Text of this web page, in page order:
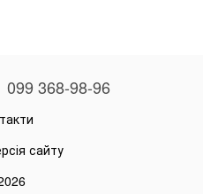
099 368-98-96
сайту